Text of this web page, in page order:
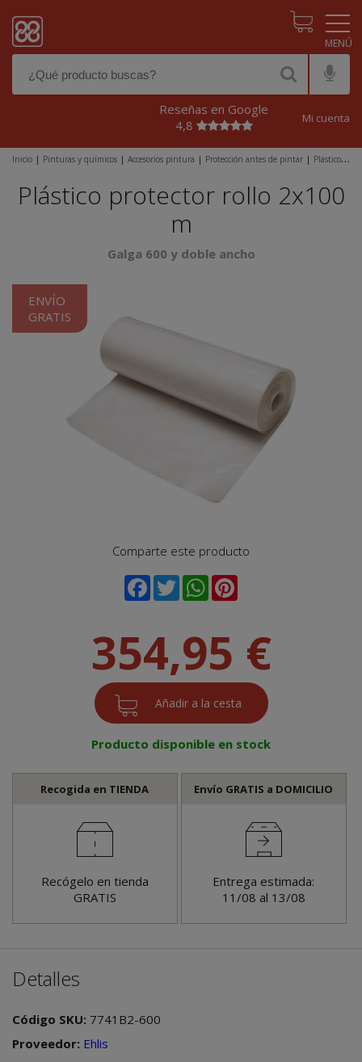
Reseñas en Google
4,8
Mi cuenta
Inicio | Pinturas y químicos | Accesorios pintura | Protección antes de pintar | Plásticos
ENVÍO
GRATIS
Comparte este producto
Plástico protector rollo 2x100
m
Galga 600 y doble ancho
354,95 €
Producto disponible en stock
Recogida en TIENDA
Recógelo en tienda
GRATIS
Envío GRATIS a DOMICILIO
Entrega estimada:
11/08 al 13/08
Detalles
Código SKU: 7741B2-600
Proveedor: Ehlis